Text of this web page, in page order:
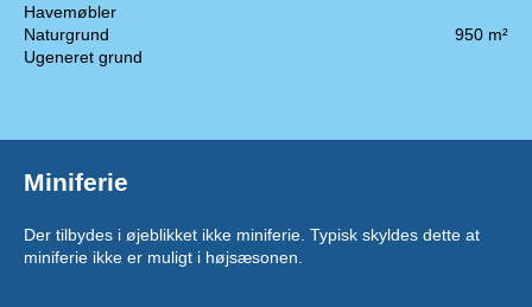
Havemøbler
Naturgrund
950 m²
Ugeneret grund
Miniferie
Der tilbydes i øjeblikket ikke miniferie. Typisk skyldes dette at
miniferie ikke er muligt i højsæsonen.